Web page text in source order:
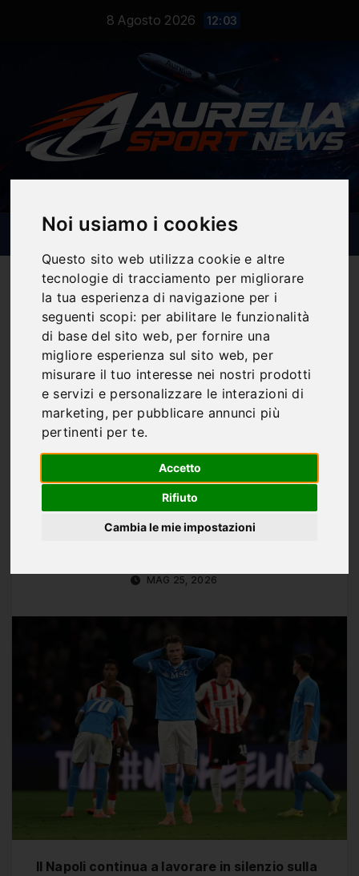
Noi usiamo i cookies
Questo sito web utilizza cookie e altre
tecnologie di tracciamento per migliorare
la tua esperienza di navigazione per i
seguenti scopi: per abilitare le funzionalità
di base del sito web, per fornire una
migliore esperienza sul sito web, per
misurare il tuo interesse nei nostri prodotti
e servizi e personalizzare le interazioni di
marketing, per pubblicare annunci più
pertinenti per te.
Accetto
Rifiuto
Cambia le mie impostazioni
8 Agosto 2026 12:03
Notizie Sportive
Napoli, colpo a sorpresa
per la panchina? Spunta
Iraola: il piano di De
Laurentiis
MAG 25, 2026
Il Napoli continua a lavorare in silenzio sulla